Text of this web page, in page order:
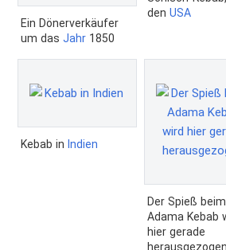
Ein Dönerverkäufer
um das Jahr 1850
den USA
Kebab in Indien
Der Spieß beim
Adama Kebab
hier gerade
herausgezogen.